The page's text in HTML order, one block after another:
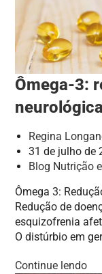
Ômega-3:
Regina
31 de julho de
Blog Nutrição
Ômega 3:
Redução de
esquizofrenia
O distúrbio em
Continue lendo